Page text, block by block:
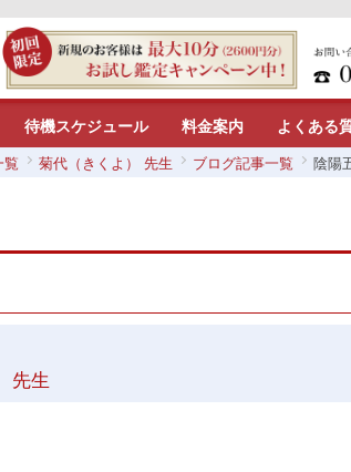
待機スケジュール 料金案内 よくある
覧 菊代（きくよ） 先生 ブログ記事一覧 陰陽
先生